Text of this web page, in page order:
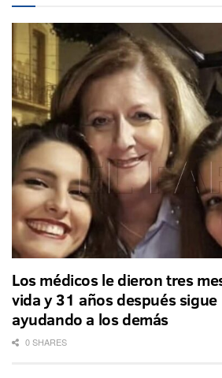
Los médicos le dieron tres
vida y 31 años después sigue
ayudando a los demás
0 SHARES